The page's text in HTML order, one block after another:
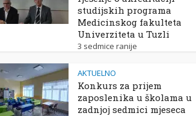
studijskih programa
Medicinskog fakulteta
Univerziteta u Tuzli
3 sedmice ranije
AKTUELNO
Konkurs za prijem
zaposlenika u školama u
zadnjoj sedmici mjeseca